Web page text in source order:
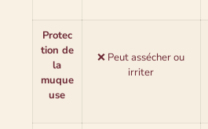
Protec
tion de
la
muque
use
❌ Peut assécher ou
irriter